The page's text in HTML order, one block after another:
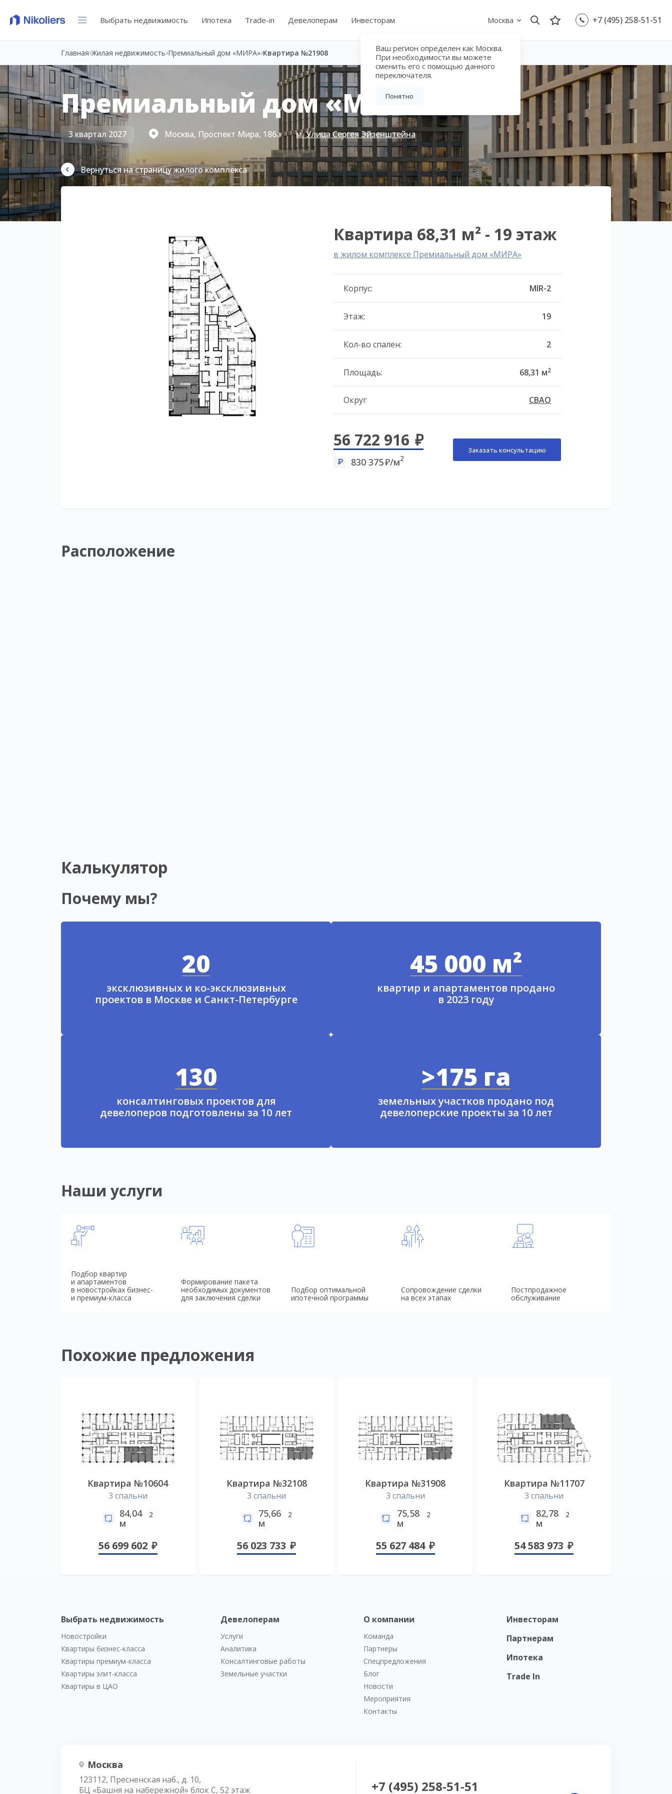
Выбрать недвижимость Ипотека Trade-in Девелоперам Инвесторам Москва
Ваш регион определен как Москва.
При необходимости вы можете
сменить его с помощью данного
переключателя.
Понятно
+7 (495) 258-51-51
Главная Жилая недвижимость Премиальный дом «МИРА» Квартира №21908
Премиальный дом «МИРА»
3 квартал 2027 Москва, Проспект Мира, 186а м. Улица Сергея Эйзенштейна
Вернуться на страницу жилого комплекса
Квартира 68,31 м² - 19 этаж
в жилом комплексе Премиальный дом «МИРА»
Корпус: MIR-2
Этаж: 19
Кол-во спален: 2
Площадь: 68,31 м2
Округ СВАО
56 722 916
830 375 /м2
Заказать консультацию
Расположение
Калькулятор
Почему мы?
20
эксклюзивных и ко-эксклюзивных
проектов в Москве и Санкт-Петербурге
45 000 м²
квартир и апартаментов продано
в 2023 году
130
консалтинговых проектов для
девелоперов подготовлены за 10 лет
>175 га
земельных участков продано под
девелоперские проекты за 10 лет
Наши услуги
Подбор квартир
и апартаментов
в новостройках бизнес-
и премиум-класса
Формирование пакета
необходимых документов
для заключения сделки
Подбор оптимальной
ипотечной программы
Сопровождение сделки
на всех этапах
Постпродажное
обслуживание
Похожие предложения
Квартира №10604
3 спальни
84,04
м
2
56 699 602
Квартира №32108
3 спальни
75,66
м
2
56 023 733
Квартира №31908
3 спальни
75,58
м
2
55 627 484
Квартира №11707
3 спальни
82,78
м
2
54 583 973
Выбрать недвижимость
Новостройки
Квартиры бизнес-класса
Квартиры премиум-класса
Квартиры элит-класса
Квартиры в ЦАО
Девелоперам
Услуги
Аналитика
Консалтинговые работы
Земельные участки
О компании
Команда
Партнеры
Спецпредложения
Блог
Новости
Мероприятия
Контакты
Инвесторам
Партнерам
Ипотека
Trade In
Москва
123112, Пресненская наб., д. 10,
БЦ «Башня на набережной» блок С, 52 этаж
+7 (495) 258-51-51